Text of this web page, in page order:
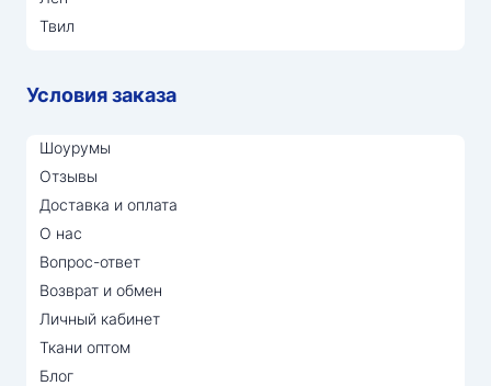
Твил
Условия заказа
Шоурумы
Отзывы
Доставка и оплата
О нас
Вопрос-ответ
Возврат и обмен
Личный кабинет
Ткани оптом
Блог